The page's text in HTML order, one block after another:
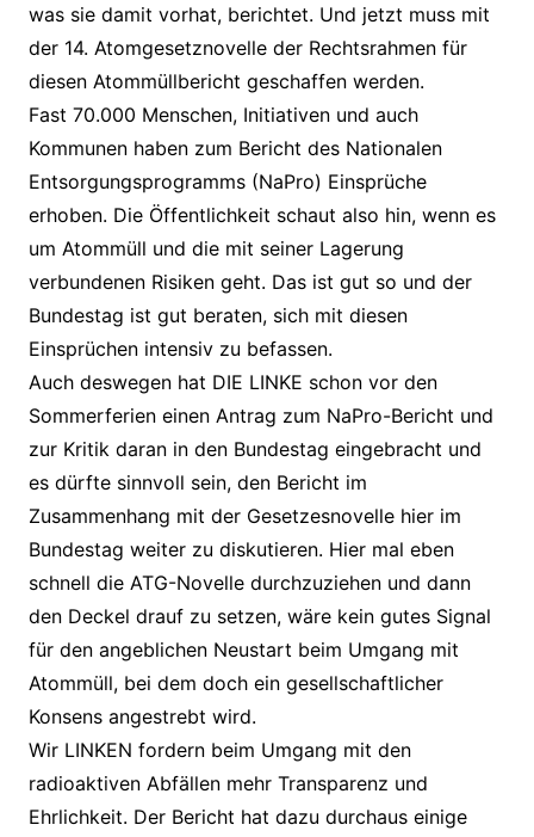
was sie damit vorhat, berichtet. Und jetzt muss mit
der 14. Atomgesetznovelle der Rechtsrahmen für
diesen Atommüllbericht geschaffen werden.
Fast 70.000 Menschen, Initiativen und auch
Kommunen haben zum Bericht des Nationalen
Entsorgungsprogramms (NaPro) Einsprüche
erhoben. Die Öffentlichkeit schaut also hin, wenn es
um Atommüll und die mit seiner Lagerung
verbundenen Risiken geht. Das ist gut so und der
Bundestag ist gut beraten, sich mit diesen
Einsprüchen intensiv zu befassen.
Auch deswegen hat DIE LINKE schon vor den
Sommerferien einen Antrag zum NaPro-Bericht und
zur Kritik daran in den Bundestag eingebracht und
es dürfte sinnvoll sein, den Bericht im
Zusammenhang mit der Gesetzesnovelle hier im
Bundestag weiter zu diskutieren. Hier mal eben
schnell die ATG-Novelle durchzuziehen und dann
den Deckel drauf zu setzen, wäre kein gutes Signal
für den angeblichen Neustart beim Umgang mit
Atommüll, bei dem doch ein gesellschaftlicher
Konsens angestrebt wird.
Wir LINKEN fordern beim Umgang mit den
radioaktiven Abfällen mehr Transparenz und
Ehrlichkeit. Der Bericht hat dazu durchaus einige